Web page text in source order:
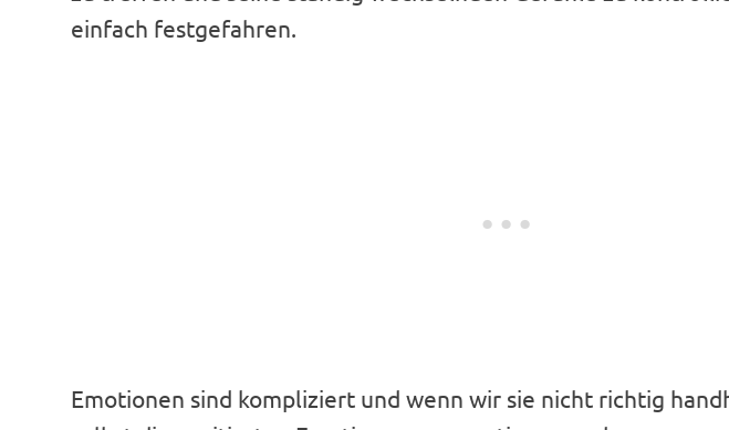
einfach festgefahren.
Emotionen sind kompliziert und wenn wir sie nicht richtig